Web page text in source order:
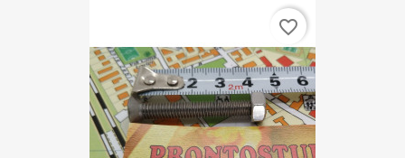
favorite_border